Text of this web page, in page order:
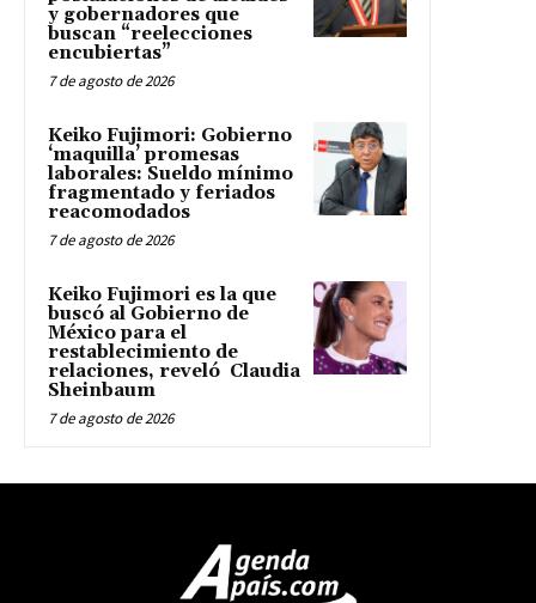
y gobernadores que
buscan “reelecciones
encubiertas”
7 de agosto de 2026
Keiko Fujimori: Gobierno
‘maquilla’ promesas
laborales: Sueldo mínimo
fragmentado y feriados
reacomodados
7 de agosto de 2026
Keiko Fujimori es la que
buscó al Gobierno de
México para el
restablecimiento de
relaciones, reveló Claudia
Sheinbaum
7 de agosto de 2026